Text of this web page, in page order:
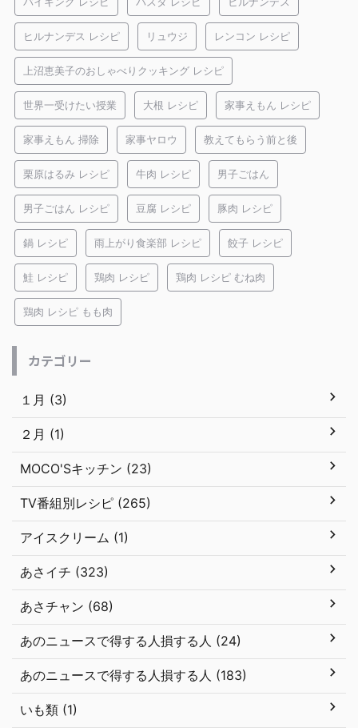
ヒルナンデス レシピ リュウジ レンコン レシピ
上沼恵美子のおしゃべりクッキング レシピ
世界一受けたい授業 大根 レシピ 家事えもん レシピ
家事えもん 掃除 家事ヤロウ 教えてもらう前と後
栗原はるみ レシピ 牛肉 レシピ 男子ごはん
男子ごはん レシピ 豆腐 レシピ 豚肉 レシピ
鍋 レシピ 雨上がり食楽部 レシピ 餃子 レシピ
鮭 レシピ 鶏肉 レシピ 鶏肉 レシピ むね肉
鶏肉 レシピ もも肉
カテゴリー
１月 (3)
２月 (1)
MOCO'Sキッチン (23)
TV番組別レシピ (265)
アイスクリーム (1)
あさイチ (323)
あさチャン (68)
あのニュースで得する人損する人 (24)
あのニュースで得する人損する人 (183)
いも類 (1)